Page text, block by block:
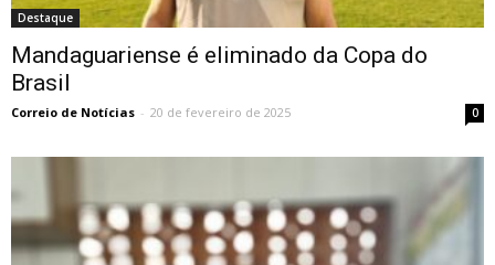
Destaque
Mandaguariense é eliminado da Copa do
Brasil
Correio de Notícias - 20 de fevereiro de 2025 0